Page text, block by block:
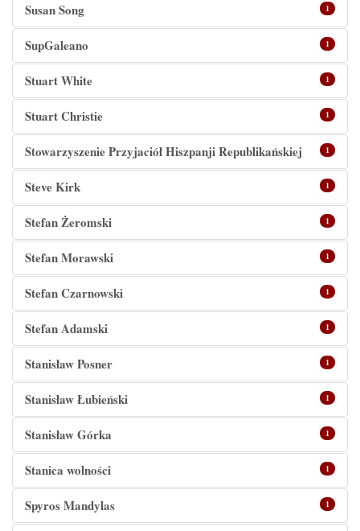
Susan Song 1
SupGaleano 1
Stuart White 1
Stuart Christie 1
Stowarzyszenie Przyjaciół Hiszpanji Republikańskiej 1
Steve Kirk 1
Stefan Żeromski 1
Stefan Morawski 1
Stefan Czarnowski 1
Stefan Adamski 1
Stanisław Posner 1
Stanisław Łubieński 1
Stanisław Górka 1
Stanica wolności 1
Spyros Mandylas 1